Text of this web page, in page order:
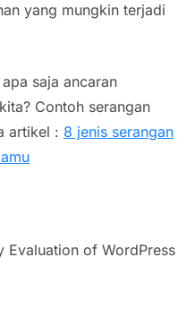
yang mungkin terjadi
saja ancaran
kita? Contoh serangan
artikel : 8 jenis serangan
Evaluation of WordPress